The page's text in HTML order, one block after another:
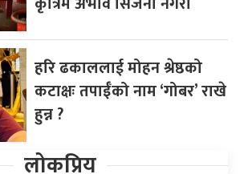
हरि ढकाललाई मोहन श्रेष्ठको
कटाक्षः तपाईँको नाम ‘गोबर’ राखे
हुन्न ?
लोकप्रिय